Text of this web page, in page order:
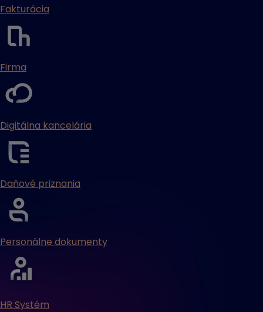
Fakturácia
Firma
Digitálna kancelária
Daňové priznania
Personálne dokumenty
HR Systém